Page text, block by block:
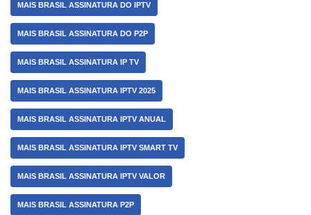
MAIS BRASIL ASSINATURA DO IPTV
MAIS BRASIL ASSINATURA DO P2P
MAIS BRASIL ASSINATURA IP TV
MAIS BRASIL ASSINATURA IPTV 2025
MAIS BRASIL ASSINATURA IPTV ANUAL
MAIS BRASIL ASSINATURA IPTV SMART TV
MAIS BRASIL ASSINATURA IPTV VALOR
MAIS BRASIL ASSINATURA P2P